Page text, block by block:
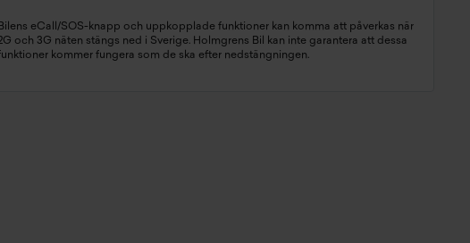
Bilens eCall/SOS-knapp och uppkopplade funktioner kan komma att påverkas när
och 3G näten stängs ned i Sverige. Holmgrens Bil kan inte garantera att dessa
kommer fungera som de ska efter nedstängningen.